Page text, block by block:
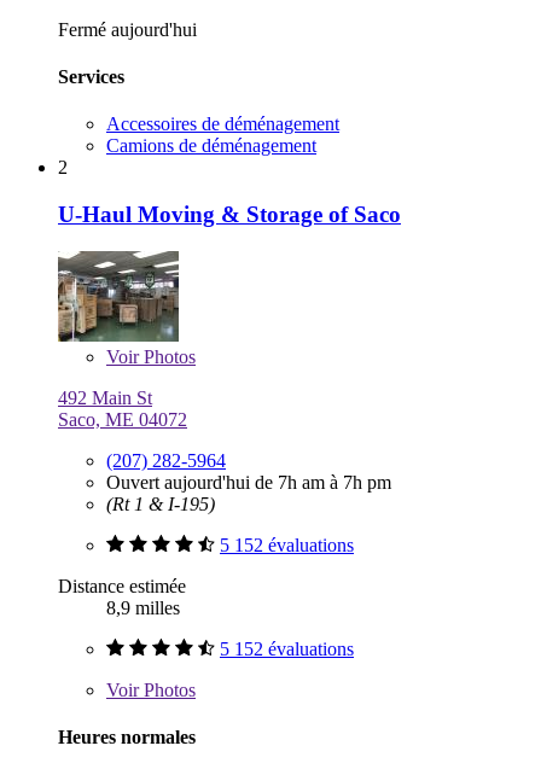
Fermé aujourd'hui
Services
Accessoires de déménagement
Camions de déménagement
2
U-Haul Moving & Storage of Saco
VoirPhotos
492 Main St
Saco, ME 04072
(207) 282-5964
Ouvert aujourd'hui de 7h am à 7h pm
(Rt 1 & I-195)
5 152 évaluations
Distance estimée
8,9 milles
5 152 évaluations
VoirPhotos
Heures normales